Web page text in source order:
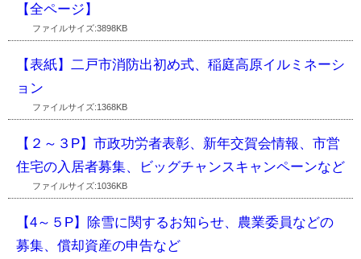
【全ページ】
ファイルサイズ:3898KB
【表紙】二戸市消防出初め式、稲庭高原イルミネーシ
ョン
ファイルサイズ:1368KB
【２～３P】市政功労者表彰、新年交賀会情報、市営
住宅の入居者募集、ビッグチャンスキャンペーンなど
ファイルサイズ:1036KB
【4～５P】除雪に関するお知らせ、農業委員などの
募集、償却資産の申告など